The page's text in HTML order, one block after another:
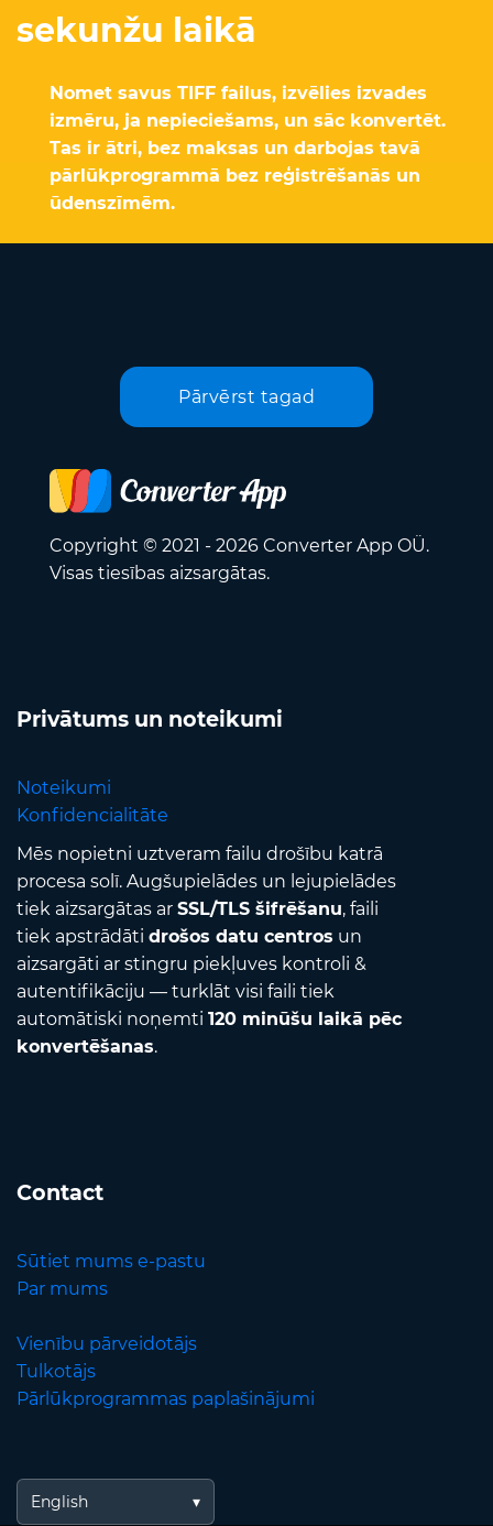
sekunžu laikā
Nomet savus TIFF failus, izvēlies izvades
izmēru, ja nepieciešams, un sāc konvertēt.
Tas ir ātri, bez maksas un darbojas tavā
pārlūkprogrammā bez reģistrēšanās un
ūdenszīmēm.
Pārvērst tagad
Copyright © 2021 - 2026 Converter App OÜ.
Visas tiesības aizsargātas.
Privātums un noteikumi
Noteikumi
Konfidencialitāte
Mēs nopietni uztveram failu drošību katrā
procesa solī. Augšupielādes un lejupielādes
tiek aizsargātas ar SSL/TLS šifrēšanu, faili
tiek apstrādāti drošos datu centros un
aizsargāti ar stingru piekļuves kontroli &
autentifikāciju — turklāt visi faili tiek
automātiski noņemti 120 minūšu laikā pēc
konvertēšanas.
Contact
Sūtiet mums e-pastu
Par mums
Vienību pārveidotājs
Tulkotājs
Pārlūkprogrammas paplašinājumi
English